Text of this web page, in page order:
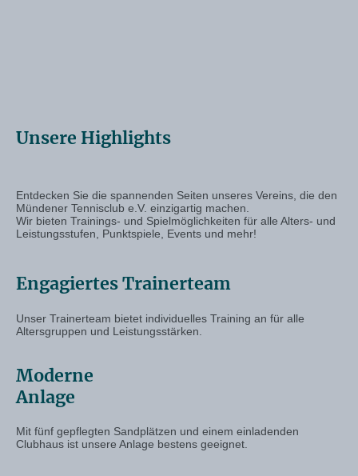
Unsere Highlights
Entdecken Sie die spannenden Seiten unseres Vereins, die den
Mündener Tennisclub e.V. einzigartig machen.
Wir bieten Trainings- und Spielmöglichkeiten für alle Alters- und
Leistungsstufen, Punktspiele, Events und mehr!
Engagiertes Trainerteam
Unser Trainerteam bietet individuelles Training an für alle
Altersgruppen und Leistungsstärken.
Moderne
Anlage
Mit fünf gepflegten Sandplätzen und einem einladenden
Clubhaus ist unsere Anlage bestens geeignet.